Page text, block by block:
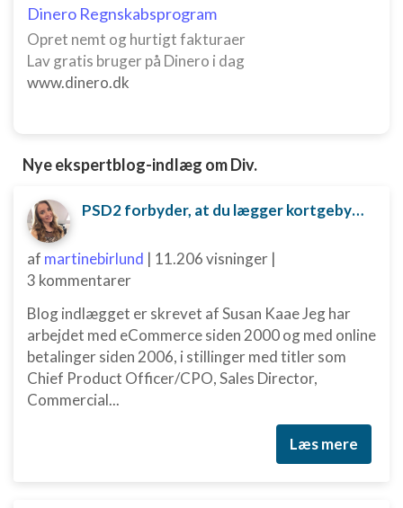
Dinero Regnskabsprogram
Opret nemt og hurtigt fakturaer
Lav gratis bruger på Dinero i dag
www.dinero.dk
Nye ekspertblog-indlæg om Div.
PSD2 forbyder, at du lægger kortgebyret ud til dine kunder fra 1. januar 2018
af martinebirlund | 11.206 visninger |
3 kommentarer
Blog indlægget er skrevet af Susan Kaae Jeg har
arbejdet med eCommerce siden 2000 og med online
betalinger siden 2006, i stillinger med titler som
Chief Product Officer/CPO, Sales Director,
Commercial...
Læs mere